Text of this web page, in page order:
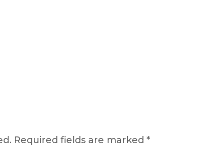
Required fields are marked*